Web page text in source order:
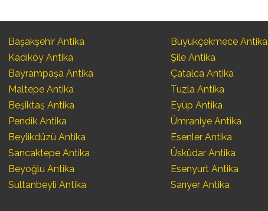
Başakşehir Antika
Kadıköy Antika
Bayrampaşa Antika
Maltepe Antika
Beşiktaş Antika
Pendik Antika
Beylikdüzü Antika
Sancaktepe Antika
Beyoğlu Antika
Sultanbeyli Antika
Büyükçekmece Antika
Şile Antika
Çatalca Antika
Tuzla Antika
Eyüp Antika
Ümraniye Antika
Esenler Antika
Üsküdar Antika
Esenyurt Antika
Sarıyer Antika